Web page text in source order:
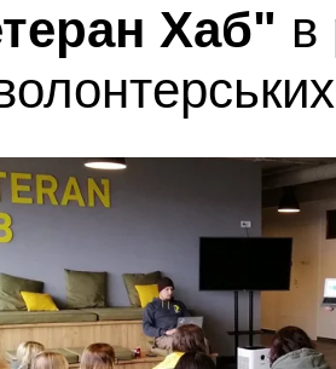
Хаб" в